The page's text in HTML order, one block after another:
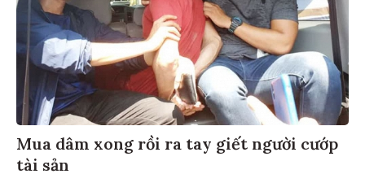
Mua dâm xong rồi ra tay giết người cướp
tài sản